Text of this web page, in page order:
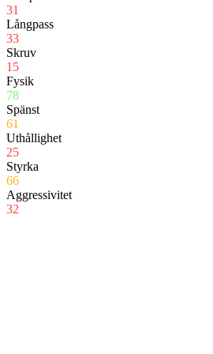
31
Långpass
33
Skruv
15
Fysik
78
Spänst
61
Uthållighet
25
Styrka
66
Aggressivitet
32